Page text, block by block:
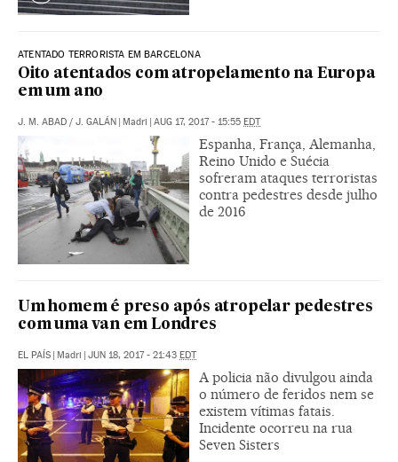
ATENTADO TERRORISTA EM BARCELONA
Oito atentados com atropelamento na Europa
em um ano
J. M. ABAD / J. GALÁN | Madri | AUG 17, 2017 - 15:55 EDT
Espanha, França, Alemanha,
Reino Unido e Suécia
sofreram ataques terroristas
contra pedestres desde julho
de 2016
Um homem é preso após atropelar pedestres
com uma van em Londres
EL PAÍS | Madri | JUN 18, 2017 - 21:43 EDT
A policia não divulgou ainda
o número de feridos nem se
existem vítimas fatais.
Incidente ocorreu na rua
Seven Sisters